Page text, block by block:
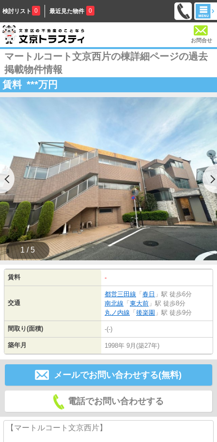
検討リスト 0 最近見た物件 0
お問合せ
マートルコート文京西片の棟詳細ページの過去
掲載物件情報
賃料 ***万円
1 / 5
賃料 -
交通
都営三田線 「 春日 」駅 徒歩6分
南北線 「 東大前 」駅 徒歩8分
丸ノ内線 「 後楽園 」駅 徒歩9分
間取り(面積) -(-)
築年月 1998年 9月(築27年)
メールでお問い合わせする(無料)
電話でお問い合わせする
【マートルコート文京西片】